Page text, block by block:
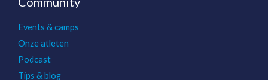
Events & camps
Onze atleten
Podcast
Tips & blog